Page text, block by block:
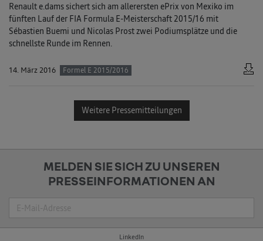
Renault e.dams sichert sich am allerersten ePrix von Mexiko im
fünften Lauf der FIA Formula E-Meisterschaft 2015/16 mit
Sébastien Buemi und Nicolas Prost zwei Podiumsplätze und die
schnellste Runde im Rennen.
14. März 2016 Formel E 2015/2016
Weitere Pressemitteilungen
MELDEN SIE SICH ZU UNSEREN
PRESSEINFORMATIONEN AN
Suche
LinkedIn